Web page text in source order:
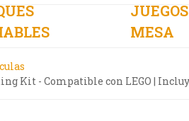
MESA
Kit - Compatible con LEGO |